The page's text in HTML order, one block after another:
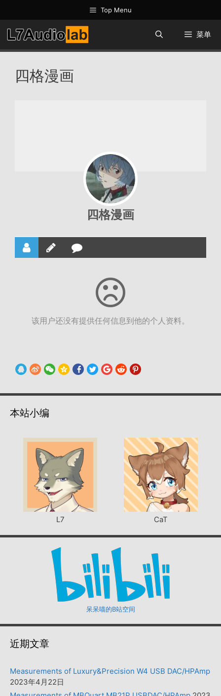
至
内
容
Top Menu
菜单
四格漫画
四格漫画
该用户还没有提供任何信息到他的个人资料。
本站小编
L7 CaT
呆呆喵的B站空间
近期文章
Measurements of Luxury&Precision W4 USB DAC/HPAmp
2023年4月22日